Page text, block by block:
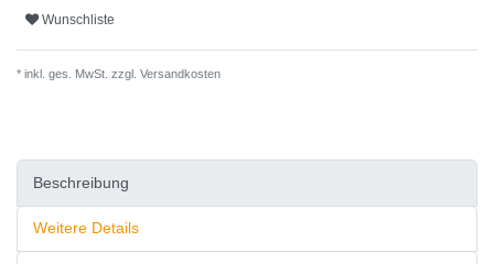
Wunschliste
* inkl. ges. MwSt. zzgl. Versandkosten
Beschreibung
Weitere Details